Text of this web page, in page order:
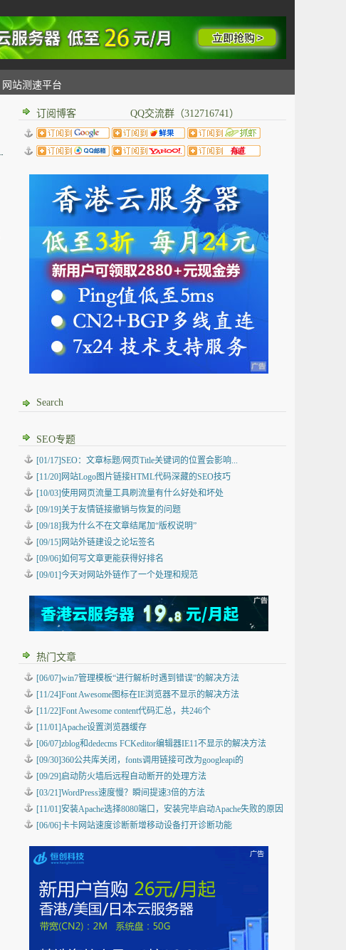
网站测速平台
订阅博客 QQ交流群（312716741）
Search
SEO专题
[01/17]SEO：文章标题/网页Title关键词的位置会影响...
[11/20]网站Logo图片链接HTML代码深藏的SEO技巧
[10/03]使用网页流量工具刷流量有什么好处和坏处
[09/19]关于友情链接撤销与恢复的问题
[09/18]我为什么不在文章结尾加“版权说明”
[09/15]网站外链建设之论坛签名
[09/06]如何写文章更能获得好排名
[09/01]今天对网站外链作了一个处理和规范
热门文章
[06/07]win7管理模板“进行解析时遇到错误”的解决方法
[11/24]Font Awesome图标在IE浏览器不显示的解决方法
[11/22]Font Awesome content代码汇总，共246个
[11/01]Apache设置浏览器缓存
[06/07]zblog和dedecms FCKeditor编辑器IE11不显示的解决方法
[09/30]360公共库关闭，fonts调用链接可改为googleapi的
[09/29]启动防火墙后远程自动断开的处理方法
[03/21]WordPress速度慢？瞬间提速3倍的方法
[11/01]安装Apache选择8080端口，安装完毕启动Apache失败的原因
[06/06]卡卡网站速度诊断新增移动设备打开诊断功能